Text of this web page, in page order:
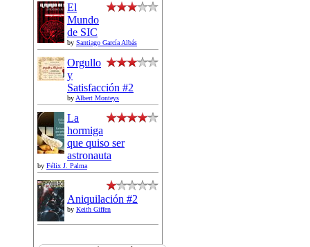
El
Mundo
de SIC
by Santiago García Albás
Orgullo
y
Satisfacción #2
by Albert Monteys
La
hormiga
que quiso ser
astronauta
by Félix J. Palma
Aniquilación #2
by Keith Giffen